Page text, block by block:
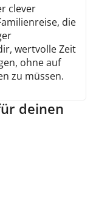
clever
die
wertvolle Zeit
ohne auf
zu müssen.
deinen